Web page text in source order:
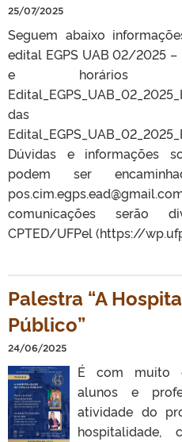
25/07/2025
Seguem abaixo
edital EGPS UAB 02/2025
e horários
das
Dúvidas e informações
podem ser
comunicações serão
CPTED/UFPel (https://
Palestra “A
Público”
24/06/2025
É com muito
alunos e
atividade do
hospitalidade,